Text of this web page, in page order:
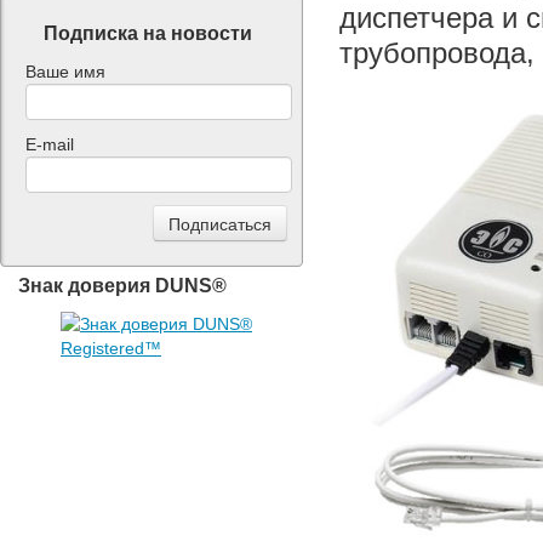
диспетчера и
Подписка на новости
Ваше имя
E-mail
Знак доверия DUNS®